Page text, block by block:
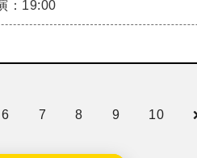
：19:00
6 7 8 9 10